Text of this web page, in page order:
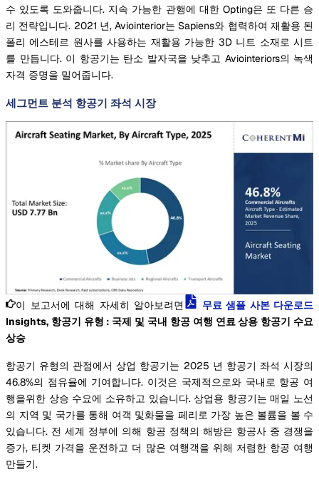
수 있도록 도와줍니다. 지속 가능한 관행에 대한 Opting은 또 다른 승
리 전략입니다. 2021 년, Aviointerior는 Sapiens와 협력하여 재활용 된
폴리 에스테르 원사를 사용하는 재활용 가능한 3D 니트 소재로 시트
를 만듭니다. 이 항공기는 탄소 발자국을 낮추고 Aviointeriors의 녹색
자격 증명을 밀어줍니다.
세그먼트 분석 항공기 좌석 시장
이 보고서에 대해 자세히 알아보려면
무료 샘플 사본 다운로드
Insights, 항공기 유형 : 국제 및 국내 항공 여행 연료 상용 항공기 수요
상승
항공기 유형의 관점에서 상업 항공기는 2025 년 항공기 좌석 시장의
46.8%의 점유율에 기여합니다. 이것은 국제적으로와 국내로 항공 여
행을위한 상승 수요에 소유하고 있습니다. 상업용 항공기는 매일 노선
의 지역 및 국가를 통해 여객 및화물을 페리로 가장 높은 볼륨을 볼 수
있습니다. 전 세계 정부에 의해 항공 정책의 해방은 항공사 중 경쟁을
증가, 티켓 가격을 운전하고 더 많은 여행객을 위해 저렴한 항공 여행
만들기.